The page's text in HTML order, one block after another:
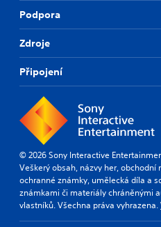
Podpora
Zdroje
Připojení
© 2026 Sony Interactive
Veškerý obsah, názvy her, obchodní
ochranné známky, umělecká díla a
známkami či materiály chráněnými
vlastníků. Všechna práva vyhrazena.